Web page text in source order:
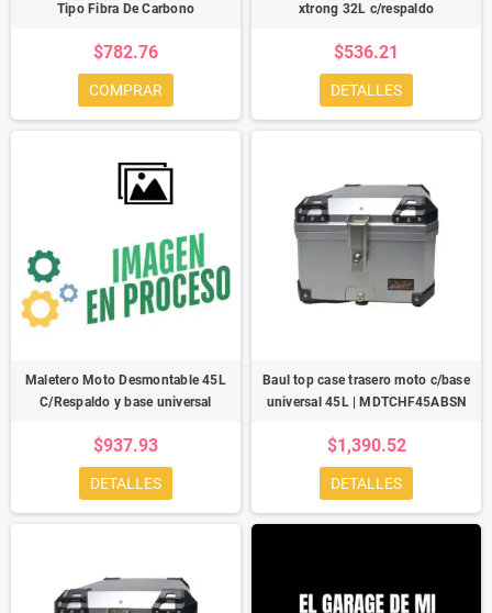
Tipo Fibra De Carbono
$782.76
COMPRAR
xtrong 32L c/respaldo
$536.21
DETALLES
Maletero Moto Desmontable 45L
C/Respaldo y base universal
$937.93
DETALLES
Baul top case trasero moto c/base
universal 45L | MDTCHF45ABSN
$1,390.52
DETALLES